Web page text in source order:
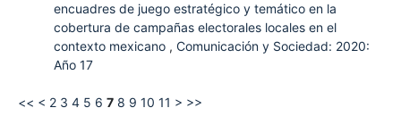
encuadres de juego estratégico y temático en la
cobertura de campañas electorales locales en el
contexto mexicano , Comunicación y Sociedad: 2020:
Año 17
<< < 2 3 4 5 6 7 8 9 10 11 > >>